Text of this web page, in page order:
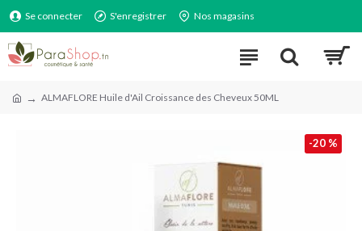
Se connecter S'enregistrer Nos magasins
ALMAFLORE Huile d'Ail Croissance des Cheveux 50ML
-20 %